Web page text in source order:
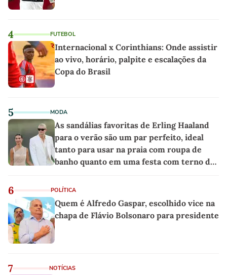
4 FUTEBOL
Internacional x Corinthians: Onde assistir
ao vivo, horário, palpite e escalações da
Copa do Brasil
5 MODA
As sandálias favoritas de Erling Haaland
para o verão são um par perfeito, ideal
tanto para usar na praia com roupa de
banho quanto em uma festa com terno de
6 POLÍTICA
Quem é Alfredo Gaspar, escolhido vice na
chapa de Flávio Bolsonaro para presidente
7 NOTÍCIAS